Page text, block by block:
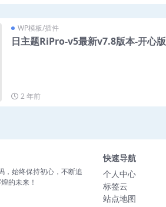
WP模板/插件
日主题RiPro-v5最新v7.8版本-开心版
2 年前
，始终保持初心，不断追
的未来！
快速导航
个人中心
标签云
站点地图